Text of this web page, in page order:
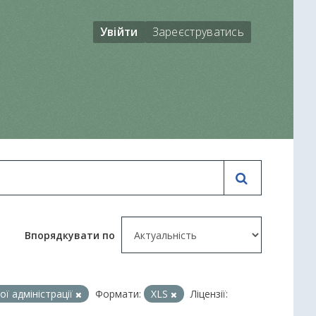
Увійти Зареєструватись
Впорядкувати по
Формати: XLS
Ліцензії: